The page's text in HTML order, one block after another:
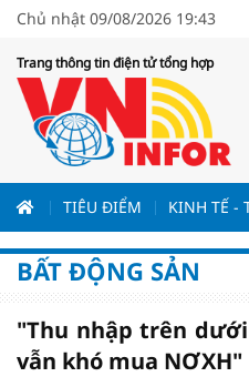
Chủ nhật 09/08/2026 19:43
Trang thông tin điện tử tổng hợp
TIÊU ĐIỂM KINH TẾ -
BẤT ĐỘNG SẢN
"Thu nhập trên
vẫn khó mua NƠXH"